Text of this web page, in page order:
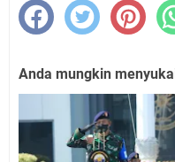
Anda mungkin